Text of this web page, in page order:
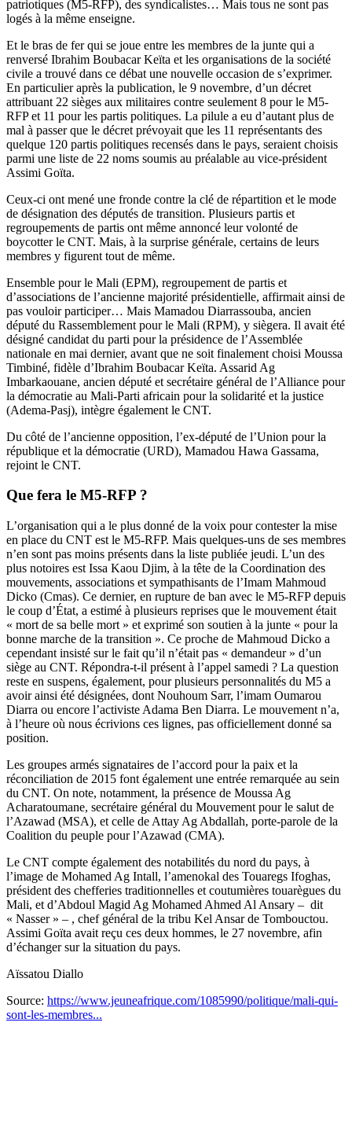
patriotiques (M5-RFP), des syndicalistes… Mais tous ne sont pas
logés à la même enseigne.
Et le bras de fer qui se joue entre les membres de la junte qui a
renversé Ibrahim Boubacar Keïta et les organisations de la société
civile a trouvé dans ce débat une nouvelle occasion de s’exprimer.
En particulier après la publication, le 9 novembre, d’un décret
attribuant 22 sièges aux militaires contre seulement 8 pour le M5-
RFP et 11 pour les partis politiques. La pilule a eu d’autant plus de
mal à passer que le décret prévoyait que les 11 représentants des
quelque 120 partis politiques recensés dans le pays, seraient choisis
parmi une liste de 22 noms soumis au préalable au vice-président
Assimi Goïta.
Ceux-ci ont mené une fronde contre la clé de répartition et le mode
de désignation des députés de transition. Plusieurs partis et
regroupements de partis ont même annoncé leur volonté de
boycotter le CNT. Mais, à la surprise générale, certains de leurs
membres y figurent tout de même.
Ensemble pour le Mali (EPM), regroupement de partis et
d’associations de l’ancienne majorité présidentielle, affirmait ainsi de
pas vouloir participer… Mais Mamadou Diarrassouba, ancien
député du Rassemblement pour le Mali (RPM), y siègera. Il avait été
désigné candidat du parti pour la présidence de l’Assemblée
nationale en mai dernier, avant que ne soit finalement choisi Moussa
Timbiné, fidèle d’Ibrahim Boubacar Keïta. Assarid Ag
Imbarkaouane, ancien député et secrétaire général de l’Alliance pour
la démocratie au Mali-Parti africain pour la solidarité et la justice
(Adema-Pasj), intègre également le CNT.
Du côté de l’ancienne opposition, l’ex-député de l’Union pour la
république et la démocratie (URD), Mamadou Hawa Gassama,
rejoint le CNT.
Que fera le M5-RFP ?
L’organisation qui a le plus donné de la voix pour contester la mise
en place du CNT est le M5-RFP. Mais quelques-uns de ses membres
n’en sont pas moins présents dans la liste publiée jeudi. L’un des
plus notoires est Issa Kaou Djim, à la tête de la Coordination des
mouvements, associations et sympathisants de l’Imam Mahmoud
Dicko (Cmas). Ce dernier, en rupture de ban avec le M5-RFP depuis
le coup d’État, a estimé à plusieurs reprises que le mouvement était
« mort de sa belle mort » et exprimé son soutien à la junte « pour la
bonne marche de la transition ». Ce proche de Mahmoud Dicko a
cependant insisté sur le fait qu’il n’était pas « demandeur » d’un
siège au CNT. Répondra-t-il présent à l’appel samedi ? La question
reste en suspens, également, pour plusieurs personnalités du M5 a
avoir ainsi été désignées, dont Nouhoum Sarr, l’imam Oumarou
Diarra ou encore l’activiste Adama Ben Diarra. Le mouvement n’a,
à l’heure où nous écrivions ces lignes, pas officiellement donné sa
position.
Les groupes armés signataires de l’accord pour la paix et la
réconciliation de 2015 font également une entrée remarquée au sein
du CNT. On note, notamment, la présence de Moussa Ag
Acharatoumane, secrétaire général du Mouvement pour le salut de
l’Azawad (MSA), et celle de Attay Ag Abdallah, porte-parole de la
Coalition du peuple pour l’Azawad (CMA).
Le CNT compte également des notabilités du nord du pays, à
l’image de Mohamed Ag Intall, l’amenokal des Touaregs Ifoghas,
président des chefferies traditionnelles et coutumières touarègues du
Mali, et d’Abdoul Magid Ag Mohamed Ahmed Al Ansary – dit
« Nasser » – , chef général de la tribu Kel Ansar de Tombouctou.
Assimi Goïta avait reçu ces deux hommes, le 27 novembre, afin
d’échanger sur la situation du pays.
Aïssatou Diallo
Source: https://www.jeuneafrique.com/1085990/politique/mali-qui-
sont-les-membres...